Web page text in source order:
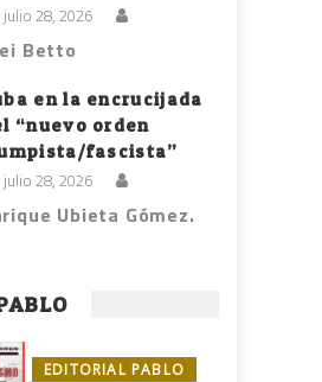
julio 28, 2026
Betto
en la encrucijada
“nuevo orden
fascista”
julio 28, 2026
Ubieta Gómez.
EDITORIAL PABLO